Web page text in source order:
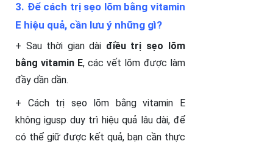
3. Để cách trị sẹo lõm bằng vitamin
E hiệu quả, cần lưu ý những gì?
+ Sau thời gian dài điều trị sẹo lõm
bằng vitamin E, các vết lõm được làm
đầy dần dần.
+ Cách trị sẹo lõm bằng vitamin E
không igusp duy trì hiệu quả lâu dài, để
có thể giữ được kết quả, bạn cần thực